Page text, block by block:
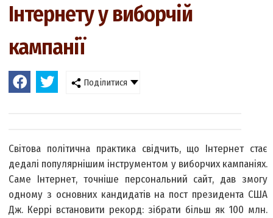
Інтернету у виборчій
кампанії
Поділитися
Світова політична практика свідчить, що Інтернет стає
дедалі популярнішим інструментом у виборчих кампаніях.
Саме Інтернет, точніше персональний сайт, дав змогу
одному з основних кандидатів на пост президента США
Дж. Керрі встановити рекорд: зібрати більш як 100 млн.